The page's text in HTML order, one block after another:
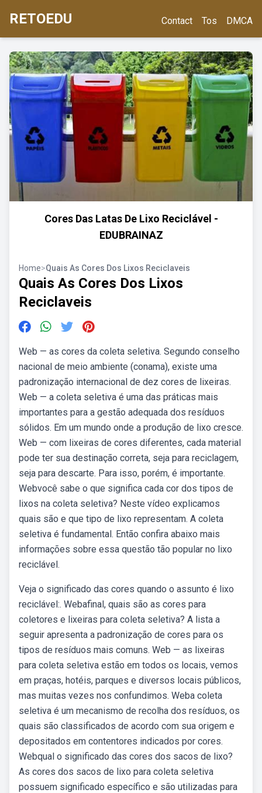
RETOEDU Contact Tos DMCA
Cores Das Latas De Lixo Reciclável -
EDUBRAINAZ
Home>Quais As Cores Dos Lixos Reciclaveis
Quais As Cores Dos Lixos
Reciclaveis
Web — as cores da coleta seletiva. Segundo conselho
nacional de meio ambiente (conama), existe uma
padronização internacional de dez cores de lixeiras.
Web — a coleta seletiva é uma das práticas mais
importantes para a gestão adequada dos resíduos
sólidos. Em um mundo onde a produção de lixo cresce.
Web — com lixeiras de cores diferentes, cada material
pode ter sua destinação correta, seja para reciclagem,
seja para descarte. Para isso, porém, é importante.
Webvocê sabe o que significa cada cor dos tipos de
lixos na coleta seletiva? Neste vídeo explicamos
quais são e que tipo de lixo representam. A coleta
seletiva é fundamental. Então confira abaixo mais
informações sobre essa questão tão popular no lixo
reciclável.
Veja o significado das cores quando o assunto é lixo
reciclável:. Webafinal, quais são as cores para
coletores e lixeiras para coleta seletiva? A lista a
seguir apresenta a padronização de cores para os
tipos de resíduos mais comuns. Web — as lixeiras
para coleta seletiva estão em todos os locais, vemos
em praças, hotéis, parques e diversos locais públicos,
mas muitas vezes nos confundimos. Weba coleta
seletiva é um mecanismo de recolha dos resíduos, os
quais são classificados de acordo com sua origem e
depositados em contentores indicados por cores.
Webqual o significado das cores dos sacos de lixo?
As cores dos sacos de lixo para coleta seletiva
possuem significado específico e são utilizadas para